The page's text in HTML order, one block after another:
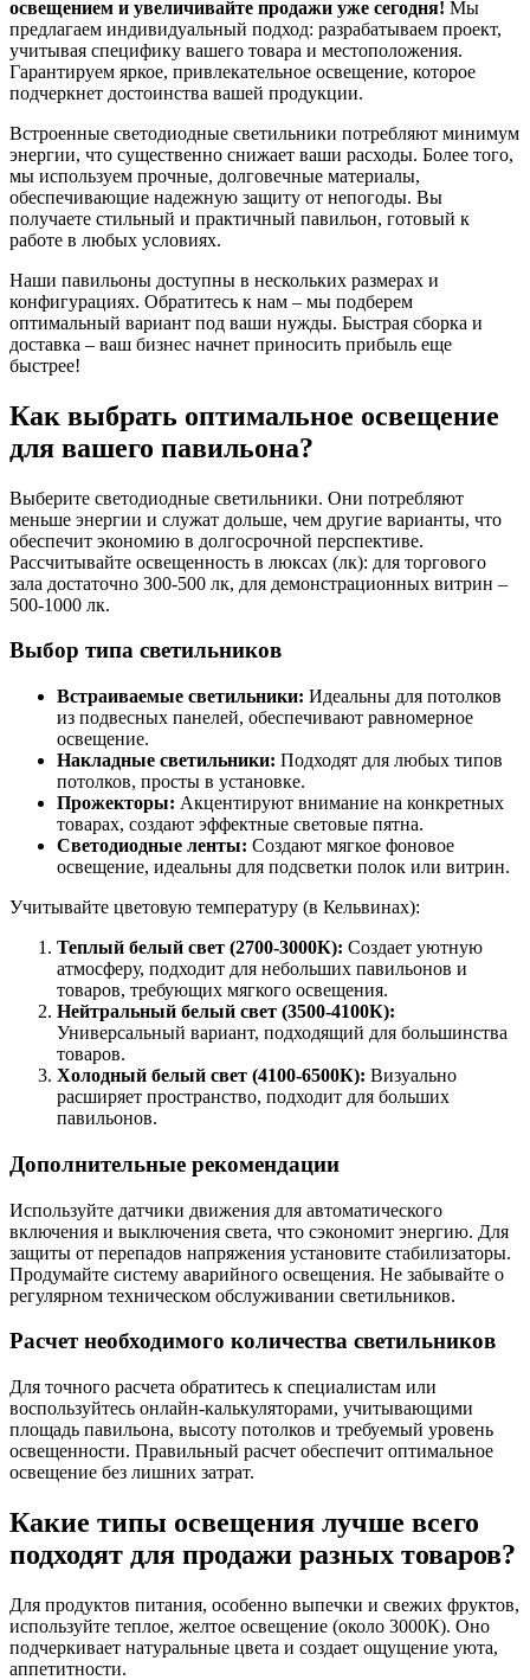
освещением и увеличивайте продажи уже сегодня! Мы
предлагаем индивидуальный подход: разрабатываем проект,
учитывая специфику вашего товара и местоположения.
Гарантируем яркое, привлекательное освещение, которое
подчеркнет достоинства вашей продукции.
Встроенные светодиодные светильники потребляют минимум
энергии, что существенно снижает ваши расходы. Более того,
мы используем прочные, долговечные материалы,
обеспечивающие надежную защиту от непогоды. Вы
получаете стильный и практичный павильон, готовый к
работе в любых условиях.
Наши павильоны доступны в нескольких размерах и
конфигурациях. Обратитесь к нам – мы подберем
оптимальный вариант под ваши нужды. Быстрая сборка и
доставка – ваш бизнес начнет приносить прибыль еще
быстрее!
Как выбрать оптимальное освещение
для вашего павильона?
Выберите светодиодные светильники. Они потребляют
меньше энергии и служат дольше, чем другие варианты, что
обеспечит экономию в долгосрочной перспективе.
Рассчитывайте освещенность в люксах (лк): для торгового
зала достаточно 300-500 лк, для демонстрационных витрин –
500-1000 лк.
Выбор типа светильников
Встраиваемые светильники: Идеальны для потолков
из подвесных панелей, обеспечивают равномерное
освещение.
Накладные светильники: Подходят для любых типов
потолков, просты в установке.
Прожекторы: Акцентируют внимание на конкретных
товарах, создают эффектные световые пятна.
Светодиодные ленты: Создают мягкое фоновое
освещение, идеальны для подсветки полок или витрин.
Учитывайте цветовую температуру (в Кельвинах):
Теплый белый свет (2700-3000К): Создает уютную
атмосферу, подходит для небольших павильонов и
товаров, требующих мягкого освещения.
Нейтральный белый свет (3500-4100К):
Универсальный вариант, подходящий для большинства
товаров.
Холодный белый свет (4100-6500К): Визуально
расширяет пространство, подходит для больших
павильонов.
Дополнительные рекомендации
Используйте датчики движения для автоматического
включения и выключения света, что сэкономит энергию. Для
защиты от перепадов напряжения установите стабилизаторы.
Продумайте систему аварийного освещения. Не забывайте о
регулярном техническом обслуживании светильников.
Расчет необходимого количества светильников
Для точного расчета обратитесь к специалистам или
воспользуйтесь онлайн-калькуляторами, учитывающими
площадь павильона, высоту потолков и требуемый уровень
освещенности. Правильный расчет обеспечит оптимальное
освещение без лишних затрат.
Какие типы освещения лучше всего
подходят для продажи разных товаров?
Для продуктов питания, особенно выпечки и свежих фруктов,
используйте теплое, желтое освещение (около 3000К). Оно
подчеркивает натуральные цвета и создает ощущение уюта,
аппетитности.